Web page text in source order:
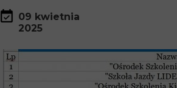
09 kwietnia
2025